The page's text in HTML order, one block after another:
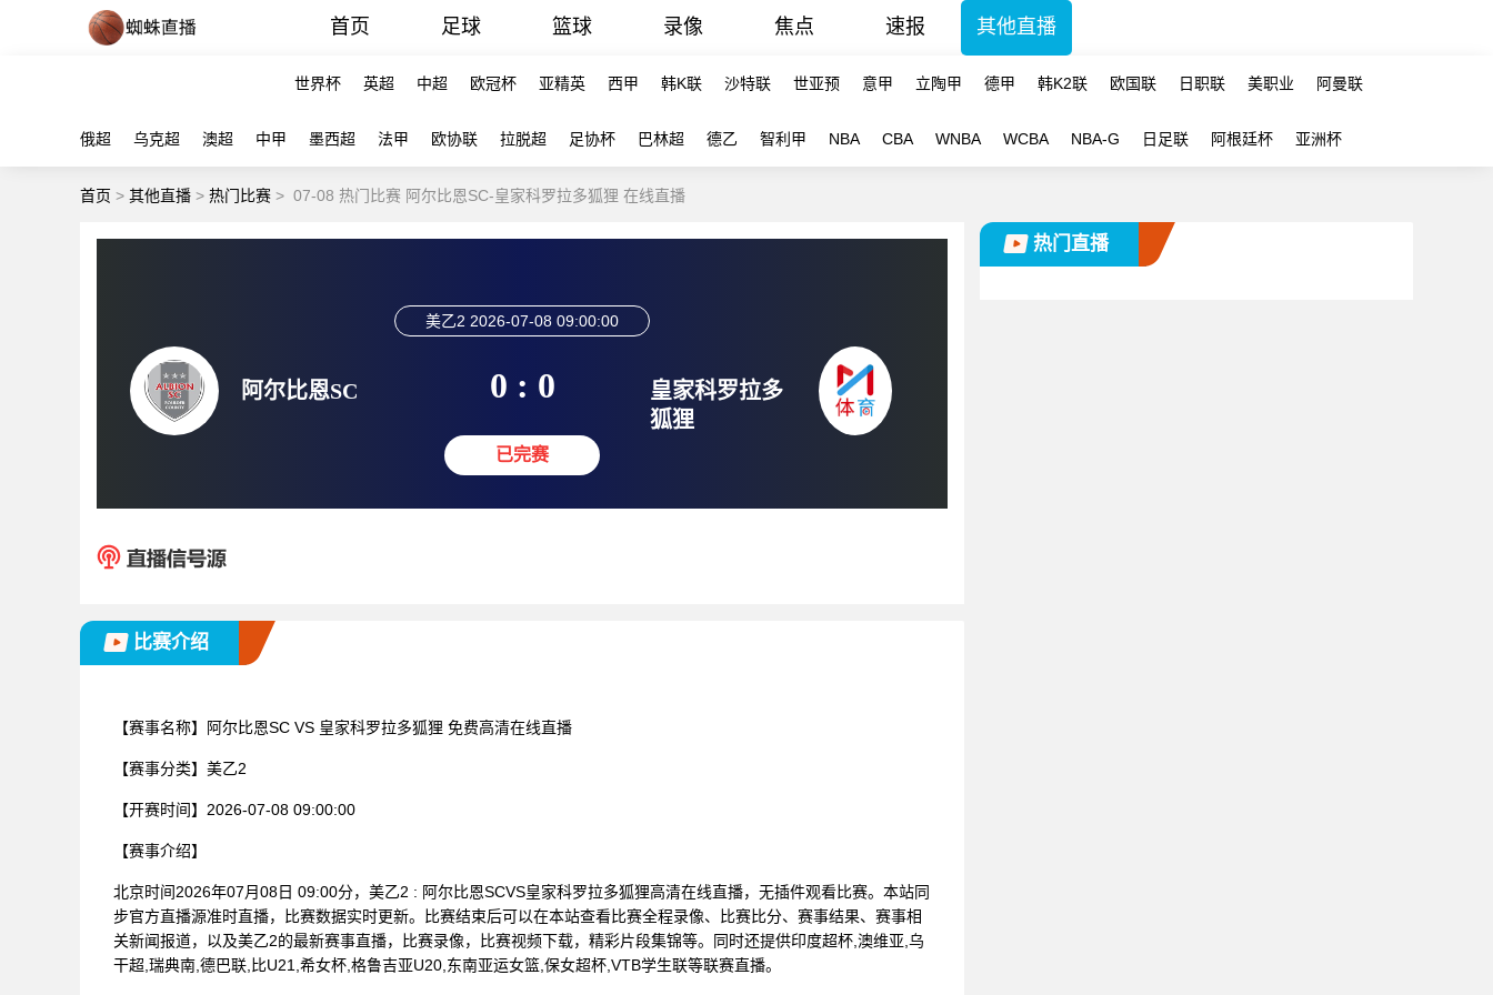
首页 足球 篮球 录像 焦点 速报 其他直播
世界杯 英超 中超 欧冠杯 亚精英 西甲 韩K联 沙特联 世亚预 意甲 立陶甲 德甲 韩K2联 欧国联 日职联 美职业 阿曼联
俄超 乌克超 澳超 中甲 墨西超 法甲 欧协联 拉脱超 足协杯 巴林超 德乙 智利甲 NBA CBA WNBA WCBA NBA-G 日足联 阿根廷杯 亚洲杯
首页 > 其他直播 > 热门比赛 > 07-08 热门比赛 阿尔比恩SC-皇家科罗拉多狐狸 在线直播
阿尔比恩SC
美乙2 2026-07-08 09:00:00
0 : 0
已完赛
皇家科罗拉多
狐狸
比赛介绍
【赛事名称】 阿尔比恩SC VS 皇家科罗拉多狐狸 免费高清在线直播
【赛事分类】 美乙2
【开赛时间】 2026-07-08 09:00:00
【赛事介绍】
北京时间2026年07月08日 09:00分，美乙2 : 阿尔比恩SCVS皇家科罗拉多狐狸高清在线直播，无插件观看比赛。本站同
步官方直播源准时直播，比赛数据实时更新。比赛结束后可以在本站查看比赛全程录像、比赛比分、赛事结果、赛事相
关新闻报道，以及美乙2的最新赛事直播，比赛录像，比赛视频下载，精彩片段集锦等。同时还提供印度超杯,澳维亚,乌
干超,瑞典南,德巴联,比U21,希女杯,格鲁吉亚U20,东南亚运女篮,保女超杯,VTB学生联等联赛直播。
热门直播